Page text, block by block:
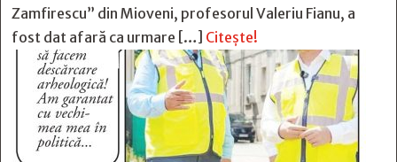
Zamfirescu” din Mioveni, profesorul Valeriu Fianu, a
fost dat afară ca urmare […] Citește!